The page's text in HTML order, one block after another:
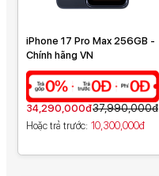
iPhone 17 Pro Max 256GB -
Chính hãng VN
34,290,000đ37,990,000đ
Hoặc trả trước 10,300,000đ